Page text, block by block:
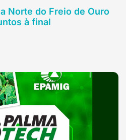
Norte do Freio de Ouro
à final